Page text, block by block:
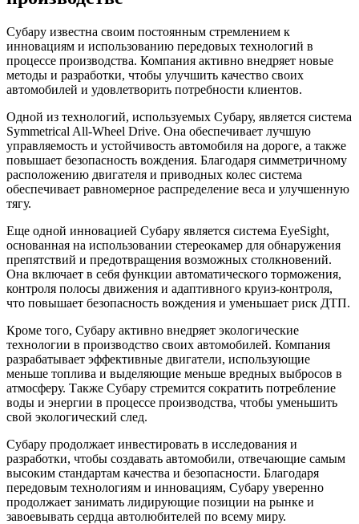
Субару известна своим постоянным стремлением к
инновациям и использованию передовых технологий в
процессе производства. Компания активно внедряет новые
методы и разработки, чтобы улучшить качество своих
автомобилей и удовлетворить потребности клиентов.
Одной из технологий, используемых Субару, является система
Symmetrical All-Wheel Drive. Она обеспечивает лучшую
управляемость и устойчивость автомобиля на дороге, а также
повышает безопасность вождения. Благодаря симметричному
расположению двигателя и приводных колес система
обеспечивает равномерное распределение веса и улучшенную
тягу.
Еще одной инновацией Субару является система EyeSight,
основанная на использовании стереокамер для обнаружения
препятствий и предотвращения возможных столкновений.
Она включает в себя функции автоматического торможения,
контроля полосы движения и адаптивного круиз-контроля,
что повышает безопасность вождения и уменьшает риск ДТП.
Кроме того, Субару активно внедряет экологические
технологии в производство своих автомобилей. Компания
разрабатывает эффективные двигатели, использующие
меньше топлива и выделяющие меньше вредных выбросов в
атмосферу. Также Субару стремится сократить потребление
воды и энергии в процессе производства, чтобы уменьшить
свой экологический след.
Субару продолжает инвестировать в исследования и
разработки, чтобы создавать автомобили, отвечающие самым
высоким стандартам качества и безопасности. Благодаря
передовым технологиям и инновациям, Субару уверенно
продолжает занимать лидирующие позиции на рынке и
завоевывать сердца автолюбителей по всему миру.